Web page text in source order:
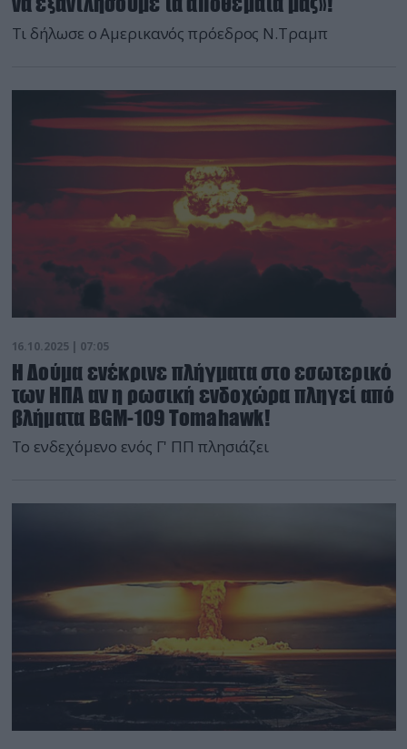
Τι δήλωσε ο Αμερικανός πρόεδρος Ν.Τραμπ
16.10.2025 | 07:05
H Δούμα ενέκρινε πλήγματα στο εσωτερικό
των ΗΠΑ αν η ρωσική ενδοχώρα πληγεί από
βλήματα BGM-109 Tomahawk!
To ενδεχόμενο ενός Γ' ΠΠ πλησιάζει